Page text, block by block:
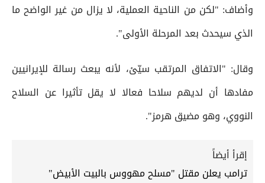
وأضاف: "لكن من الناحية العملية، لا يزال من غير الواضح ما
الذي سيحدث بعد المرحلة الأولى".
وقال: "الاتفاق المرتقب سيّئ، لأنه يبعث رسالة للإيرانيين
مفادها أن لديهم سلاحا فعالا لا يقل تأثيرا عن السلاح
النووي، وهو مضيق هرمز".
إقرأ أيضاً
ترامب يعلن مقتل "مسلح مهووس بالبيت الأبيض"